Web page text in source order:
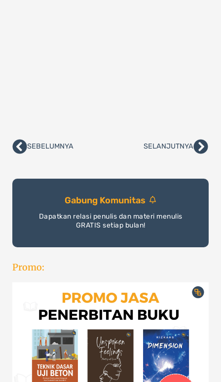
PrevSEBELUMNYA SELANJUTNYA
Gabung Komunitas
Dapatkan relasi penulis dan materi menulis
GRATIS setiap bulan!
Promo: